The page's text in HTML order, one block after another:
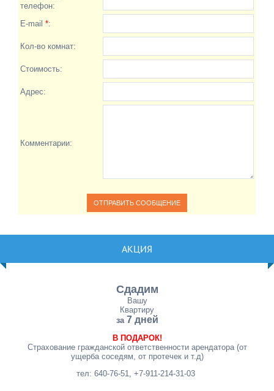
телефон:
E-mail *:
Кол-во комнат:
Стоимость:
Адрес:
Комментарии:
АКЦИЯ
Сдадим
Вашу
Квартиру
за 7 дней
В ПОДАРОК!
Страхование гражданской ответственности арендатора (от
ущерба соседям, от протечек и т.д)
тел: 640-76-51, +7-911-214-31-03